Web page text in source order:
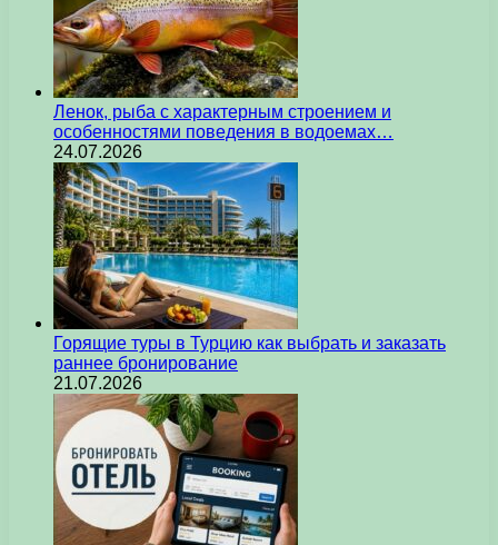
Ленок, рыба с характерным строением и
особенностями поведения в водоемах…
24.07.2026
Горящие туры в Турцию как выбрать и заказать
раннее бронирование
21.07.2026